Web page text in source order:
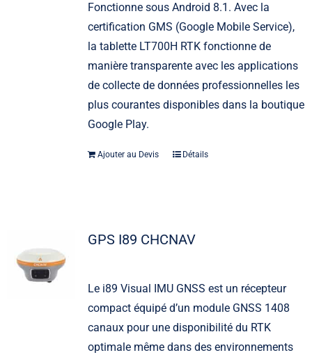
Fonctionne sous Android 8.1. Avec la
certification GMS (Google Mobile Service),
la tablette LT700H RTK fonctionne de
manière transparente avec les applications
de collecte de données professionnelles les
plus courantes disponibles dans la boutique
Google Play.
Ajouter au Devis Détails
GPS I89 CHCNAV
Le i89 Visual IMU GNSS est un récepteur
compact équipé d’un module GNSS 1408
canaux pour une disponibilité du RTK
optimale même dans des environnements